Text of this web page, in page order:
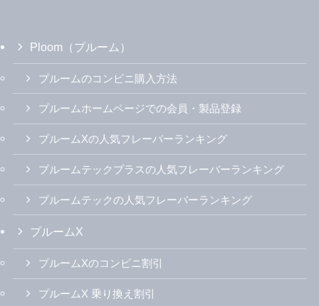
Ploom（プルーム）
プルームのコンビニ購入方法
プルームホームページでの会員・製品登録
プルームXの人気フレーバーランキング
プルームテックプラスの人気フレーバーランキング
プルームテックの人気フレーバーランキング
プルームX
プルームXのコンビニ割引
プルームX 乗り換え割引